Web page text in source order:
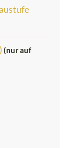
(nur auf